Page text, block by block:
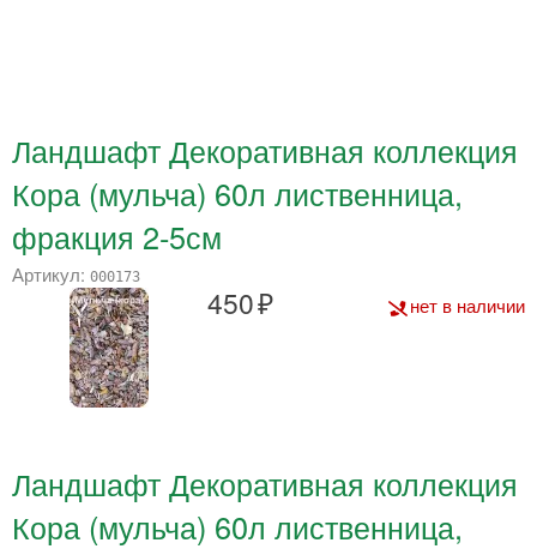
Ландшафт Декоративная коллекция
Кора (мульча) 60л лиственница,
фракция 2-5см
Артикул: 000173
450 нет в наличии
Ландшафт Декоративная коллекция
Кора (мульча) 60л лиственница,